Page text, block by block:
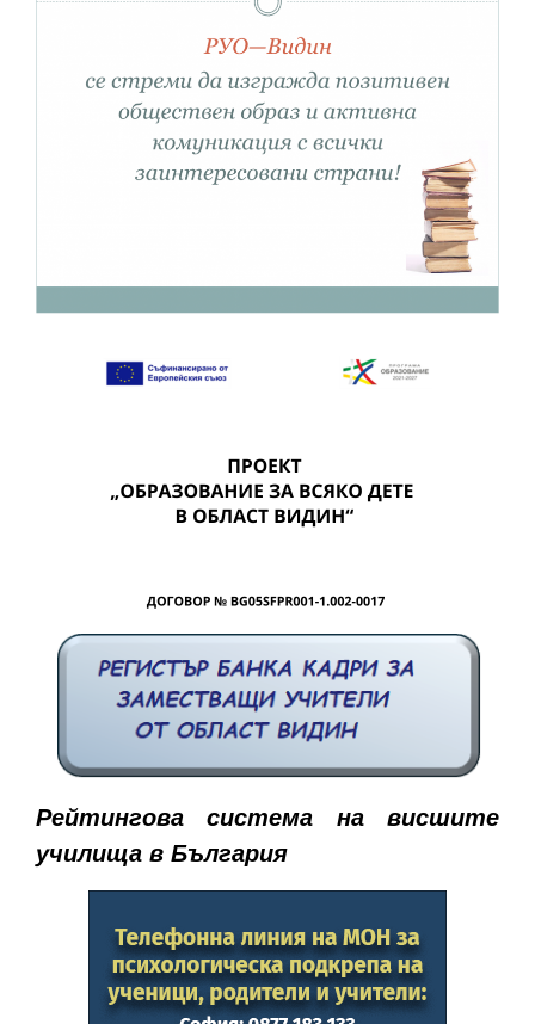
Рейтингова система на висшите
училища в България